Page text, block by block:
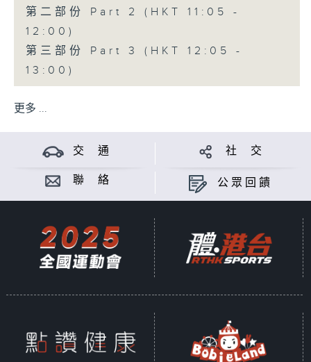
第二部份 Part 2 (HKT 11:05 -
12:00)
第三部份 Part 3 (HKT 12:05 -
13:00)
更多 ...
交 通 社 交
聯 絡 公眾回饋